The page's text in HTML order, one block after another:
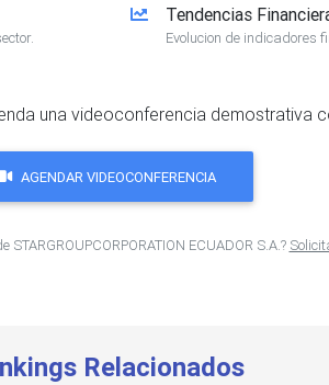
Tendencias
Evolucion de indicadores
una videoconferencia demostrativa
AGENDAR VIDEOCONFERENCIA
ECUADOR S.A.?
Relacionados